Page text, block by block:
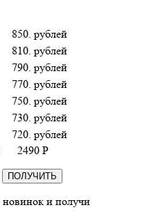
850. рублей
810. рублей
790. рублей
770. рублей
750. рублей
730. рублей
720. рублей
2490 P
ПОЛУЧИТЬ
и получи